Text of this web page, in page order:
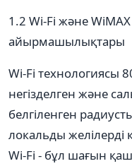
1.2 Wi-Fi және
айырмашылықтары
Wi-Fi технологиясы
негізделген және
белгіленген
локальды желілерді
Wi-Fi - бұл шағын